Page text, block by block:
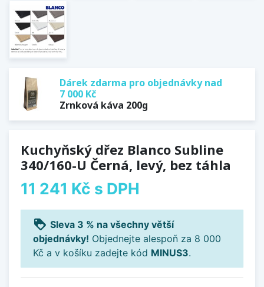
Dárek zdarma pro objednávky nad
7 000 Kč
Zrnková káva 200g
Kuchyňský dřez Blanco Subline
340/160-U Černá, levý, bez táhla
11 241 Kč s DPH
loyalty Sleva 3 % na všechny větší
objednávky! Objednejte alespoň za 8 000
Kč a v košíku zadejte kód MINUS3.